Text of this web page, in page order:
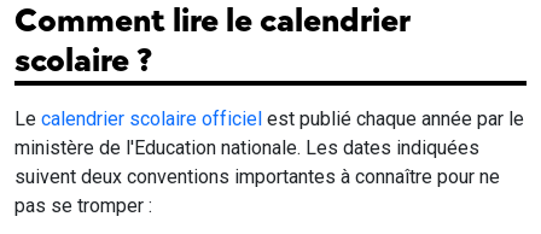
Comment lire le calendrier
scolaire ?
Le calendrier scolaire officiel est publié chaque année par le
ministère de l'Education nationale. Les dates indiquées
suivent deux conventions importantes à connaître pour ne
pas se tromper :